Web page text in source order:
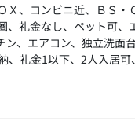
、コンビニ近、ＢＳ・
礼金なし、ペット可、
、エアコン、独立洗面
礼金1以下、2人入居